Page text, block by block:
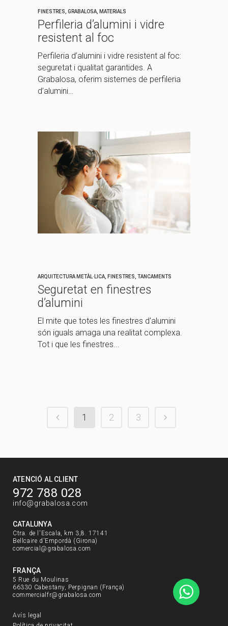
FINESTRES GRABALOSA MATERIALS
Perfileria d’alumini i vidre
resistent al foc
Perfileria d’alumini i vidre resistent al foc:
seguretat i qualitat garantides. A
Grabalosa, oferim sistemes de perfileria
d’alumini…
ARQUITECTURA METÀL·LICA FINESTRES TANCAMENTS
Seguretat en finestres
d’alumini
El mite que totes les finestres d'alumini
són iguals amaga una realitat complexa.
Tot i que les finestres...
1 2 3
ATENCIÓ AL CLIENT
972 788 028
info@grabalosa.com
CATALUNYA
Ctra. de l'Escala, km 3,8. 17141
Bellcaire d'Empordà (Girona)
comercial@grabalosa.com
FRANÇA
5 Rue du Moulinas
66330 Cabestany, Perpignan (França)
commercialfr@grabalosa.com
Avís legal